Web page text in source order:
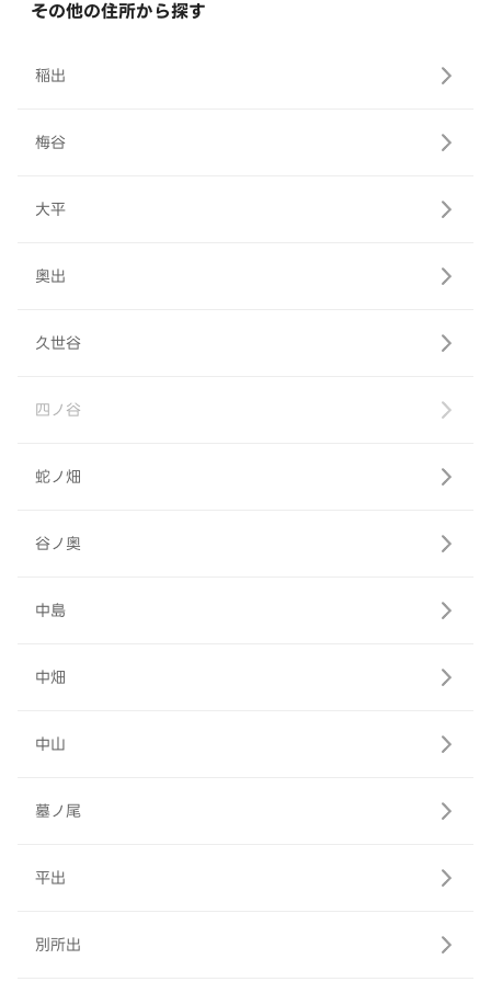
その他の住所から探す
稲出
梅谷
大平
奥出
久世谷
四ノ谷
蛇ノ畑
谷ノ奥
中島
中畑
中山
墓ノ尾
平出
別所出